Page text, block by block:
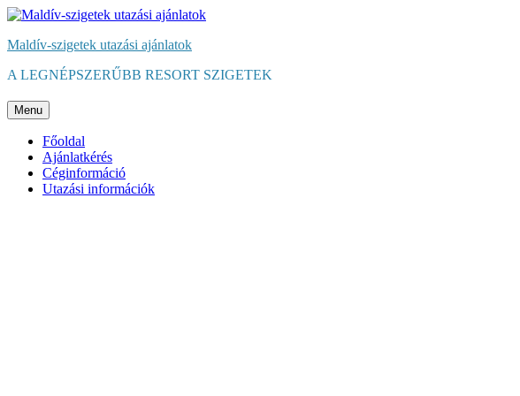
Maldív-szigetek utazási ajánlatok
A LEGNÉPSZERŰBB RESORT SZIGETEK
Menu
Főoldal
Ajánlatkérés
Céginformáció
Utazási információk